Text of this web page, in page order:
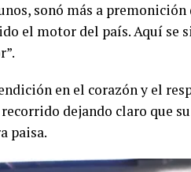
sonó más a premonición
el motor del país. Aquí se
en el corazón y el
dejando claro que
paisa.